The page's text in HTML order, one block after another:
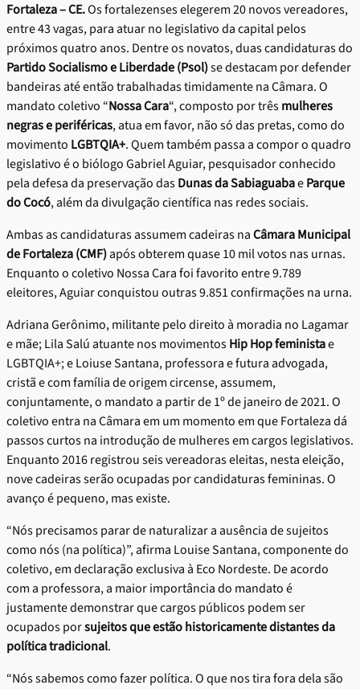
Fortaleza – CE.Os fortalezenses elegerem 20 novos vereadores,
entre 43 vagas, para atuar no legislativo da capital pelos
próximos quatro anos. Dentre os novatos, duas candidaturas do
Partido Socialismo e Liberdade (Psol)se destacam por defender
bandeiras até então trabalhadas timidamente na Câmara. O
mandato coletivo “Nossa Cara“, composto por trêsmulheres
negras e periféricas, atua em favor, não só das pretas, como do
movimento LGBTQIA+. Quem também passa a compor o quadro
legislativo é o biólogo Gabriel Aguiar, pesquisador conhecido
pela defesa da preservação dasDunas da SabiaguabaeParque
do Cocó, além da divulgação científica nas redes sociais.
Ambas as candidaturas assumem cadeiras naCâmara Municipal
de Fortaleza (CMF)após obterem quase 10 mil votos nas urnas.
Enquanto o coletivo Nossa Cara foi favorito entre 9.789
eleitores, Aguiar conquistou outras 9.851 confirmações na urna.
Adriana Gerônimo, militante pelo direito à moradia no Lagamar
e mãe; Lila Salú atuante nos movimentosHip Hop feministae
LGBTQIA+; e Loiuse Santana, professora e futura advogada,
cristã e com família de origem circense, assumem,
conjuntamente, o mandato a partir de 1º de janeiro de 2021. O
coletivo entra na Câmara em um momento em que Fortaleza dá
passos curtos na introdução de mulheres em cargos legislativos.
Enquanto 2016 registrou seis vereadoras eleitas, nesta eleição,
nove cadeiras serão ocupadas por candidaturas femininas. O
avanço é pequeno, mas existe.
“Nós precisamos parar de naturalizar a ausência de sujeitos
como nós (na política)”, afirma Louise Santana, componente do
coletivo, em declaração exclusiva à Eco Nordeste. De acordo
com a professora, a maior importância do mandato é
justamente demonstrar que cargos públicos podem ser
ocupados porsujeitos que estão historicamente distantes da
política tradicional.
“Nós sabemos como fazer política. O que nos tira fora dela são